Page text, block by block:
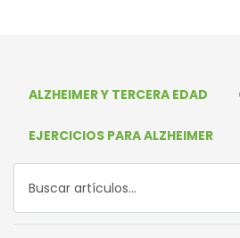
ALZHEIMER Y TERCERA EDAD
EJERCICIOS PARA ALZHEIMER